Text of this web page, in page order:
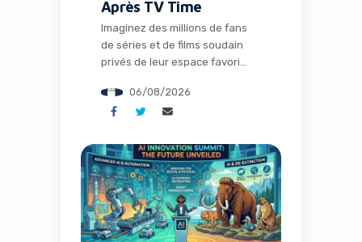
Après TV Time
Imaginez des millions de fans
de séries et de films soudain
privés de leur espace favori
partager memes et suivre leurs
visionnages en communauté.
passé avec la fermeture de TV
Time, une application culte qui
avait conquis plus de 26
millions d’installations. Mais
l’histoire ne s’arrête pas […]
06/08/2026